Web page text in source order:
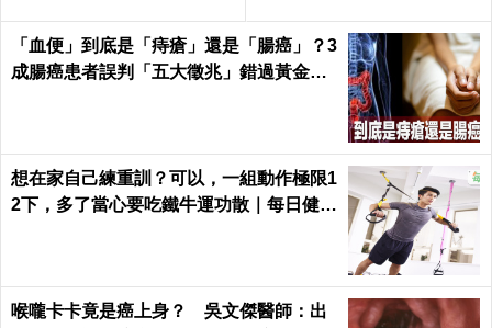
「血便」到底是「痔瘡」還是「腸癌」？3
成腸癌患者誤判「五大徵兆」錯過黃金治
想在家自己練重訓？可以，一組動作極限1
2下，多了當心要吃鐵牛運功散｜每日健康
喉嚨卡卡竟是癌上身？ 吳文傑醫師：出